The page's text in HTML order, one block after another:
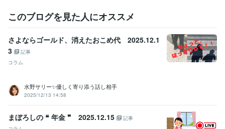
ナラ電話相談出品仲間入りさせて頂きました☆*:.｡ ✴️
感謝をブログでお伝え☆*:.｡✨
資格・検定
秘書技能検定2級
アロマテラピー検定1級 取得年 : 2008年
国内旅行業務取扱管理者
実用英語技能検定2級 取得年 : 2020年
プログラミング言語・フレームワーク
このブログを見た人にオススメ
さよならゴールド、消えたおこめ代 2025.12.1
3
記事
コラム
水野サリー✨優しく寄り添う話し相手
2025/12/13 14:58
まぼろしの ❝ 年金 ❞ 2025.12.15
記事